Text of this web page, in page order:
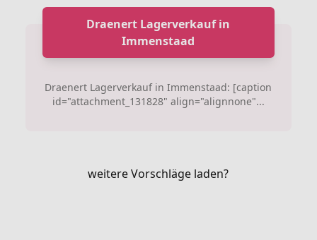
Draenert Lagerverkauf in
Immenstaad
Draenert Lagerverkauf in Immenstaad: [caption
id="attachment_131828" align="alignnone"...
weitere Vorschläge laden?